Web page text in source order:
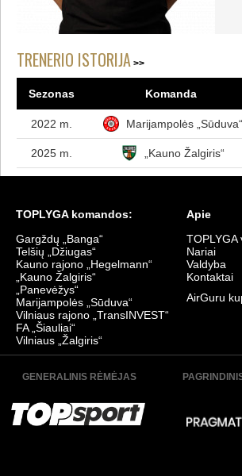
TRENERIO ISTORIJA
Sezonas Komanda
2022 m. Marijampolės „Sūduva“
2025 m. „Kauno Žalgiris“
TOPLYGA komandos:
Gargždų „Banga“
Telšių „Džiugas“
Kauno rajono „Hegelmann“
„Kauno Žalgiris“
„Panevėžys“
Marijampolės „Sūduva“
Vilniaus rajono „TransINVEST“
FA „Šiauliai“
Vilniaus „Žalgiris“
Apie
Nariai
Valdyba
Kontaktai
AirGuru
GENERALINIS RĖMĖJAS